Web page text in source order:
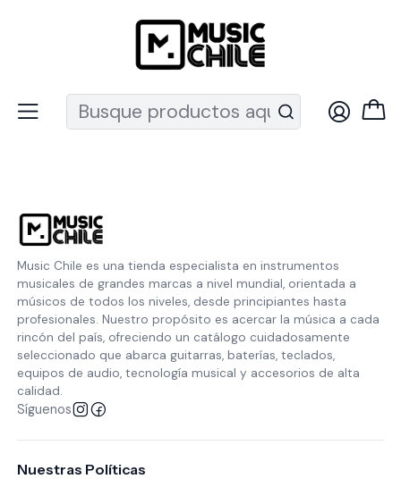
Recuerda que ahora nos puedes encontrar en el MUT
Inicio Política de privacidad
Política de privacidad
Music Chile es una tienda especialista en instrumentos
musicales de grandes marcas a nivel mundial, orientada a
músicos de todos los niveles, desde principiantes hasta
profesionales. Nuestro propósito es acercar la música a cada
rincón del país, ofreciendo un catálogo cuidadosamente
seleccionado que abarca guitarras, baterías, teclados,
equipos de audio, tecnología musical y accesorios de alta
calidad.
Síguenos
Nuestras Políticas